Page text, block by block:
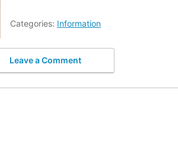
Categories: Information
Leave a Comment